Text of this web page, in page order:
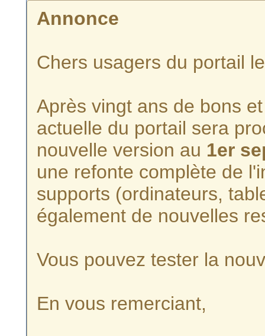
Annonce
Chers usagers du portail
Après vingt ans de bons
actuelle du portail sera
nouvelle version au 1er
une refonte complète de
supports (ordinateurs,
également de nouvelles
Vous pouvez tester la
En vous remerciant,